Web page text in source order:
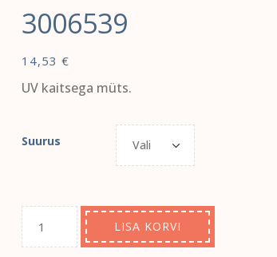
3006539
14,53 €
UV kaitsega müts.
Suurus
LISA KORVI